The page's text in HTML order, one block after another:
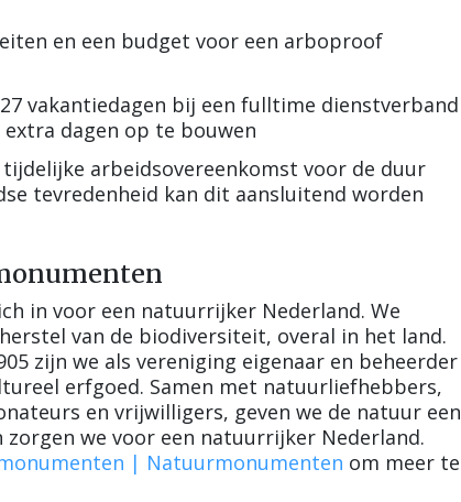
en een budget voor een arboproof
vakantiedagen bij een fulltime dienstverband
dagen op te bouwen
arbeidsovereenkomst voor de duur
tevredenheid kan dit aansluitend worden
in voor een natuurrijker Nederland. We
van de biodiversiteit, overal in het land.
zijn we als vereniging eigenaar en beheerder
erfgoed. Samen met natuurliefhebbers,
en vrijwilligers, geven we de natuur een
we voor een natuurrijker Nederland.
| Natuurmonumenten om meer te